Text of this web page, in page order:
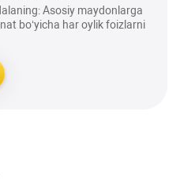
Asosiy maydonlarga
bo‘yicha har oylik foizlarni